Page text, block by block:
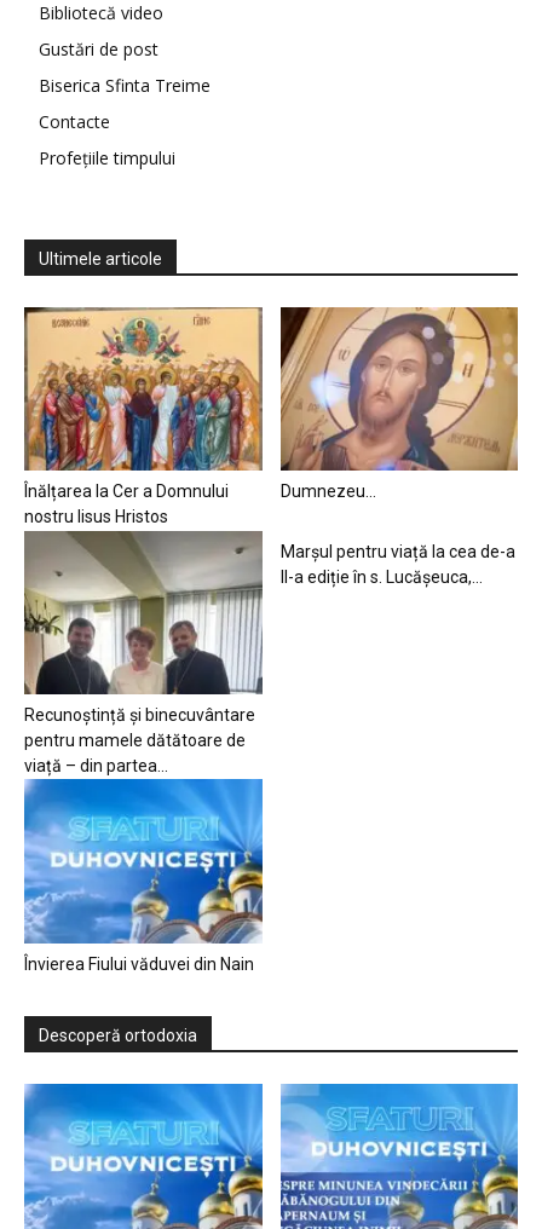
Bibliotecă video
Gustări de post
Biserica Sfinta Treime
Contacte
Profețiile timpului
Ultimele articole
Înălțarea la Cer a Domnului
nostru Iisus Hristos
Dumnezeu…
Recunoștință și binecuvântare
pentru mamele dătătoare de
viață – din partea...
Marșul pentru viață la cea de-a
II-a ediție în s. Lucășeuca,...
Învierea Fiului văduvei din Nain
Descoperă ortodoxia